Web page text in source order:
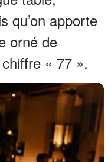
qu’on apporte
orné de
« 77 ».